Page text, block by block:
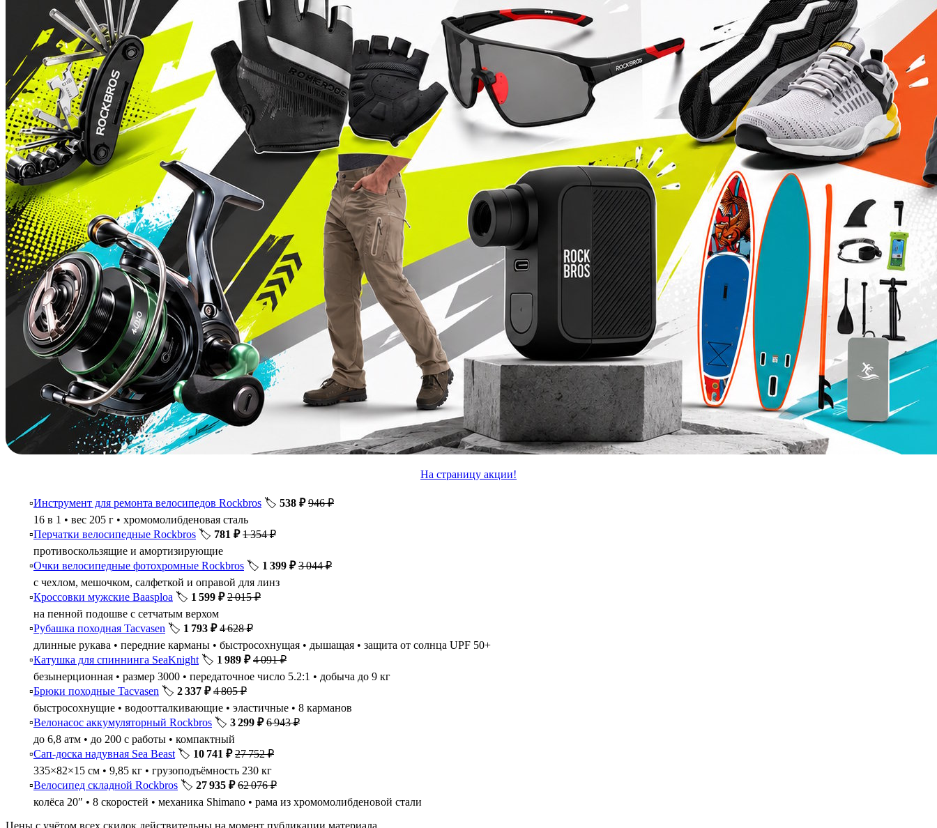
На страницу акции!
Инструмент для ремонта велосипедов Rockbros 🏷️ 538 ₽ 946 ₽
16 в 1 • вес 205 г • хромомолибденовая сталь
Перчатки велосипедные Rockbros 🏷️ 781 ₽ 1 354 ₽
противоскользящие и амортизирующие
Очки велосипедные фотохромные Rockbros 🏷️ 1 399 ₽ 3 044 ₽
с чехлом, мешочком, салфеткой и оправой для линз
Кроссовки мужские Baasploa 🏷️ 1 599 ₽ 2 015 ₽
на пенной подошве с сетчатым верхом
Рубашка походная Tacvasen 🏷️ 1 793 ₽ 4 628 ₽
длинные рукава • передние карманы • быстросохнущая • дышащая • защита от солнца UPF 50+
Катушка для спиннинга SeaKnight 🏷️ 1 989 ₽ 4 091 ₽
безынерционная • размер 3000 • передаточное число 5.2:1 • добыча до 9 кг
Брюки походные Tacvasen 🏷️ 2 337 ₽ 4 805 ₽
быстросохнущие • водоотталкивающие • эластичные • 8 карманов
Велонасос аккумуляторный Rockbros 🏷️ 3 299 ₽ 6 943 ₽
до 6,8 атм • до 200 с работы • компактный
Сап-доска надувная Sea Beast 🏷️ 10 741 ₽ 27 752 ₽
335×82×15 см • 9,85 кг • грузоподъёмность 230 кг
Велосипед складной Rockbros 🏷️ 27 935 ₽ 62 076 ₽
колёса 20″ • 8 скоростей • механика Shimano • рама из хромомолибденовой стали
Цены с учётом всех скидок действительны на момент публикации материала.